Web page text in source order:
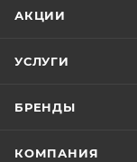
АКЦИИ
УСЛУГИ
БРЕНДЫ
КОМПАНИЯ